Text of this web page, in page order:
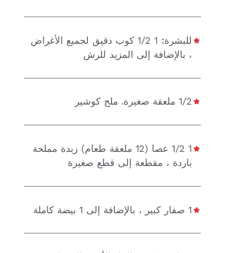
للبشرة: 1 1/2 كوب دقيق لجميع الأغراض
، بالإضافة إلى المزيد للرش
1/2 ملعقة صغيرة. ملح كوشير
1 1/2 عصا (12 ملعقة طعام) زبدة مملحة
باردة ، مقطعة إلى قطع صغيرة
1 صفار كبير ، بالإضافة إلى 1 بيضة كاملة